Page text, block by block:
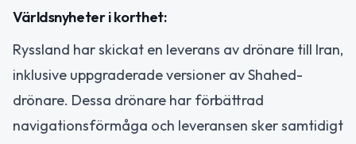
Världsnyheter i korthet:
Ryssland har skickat en leverans av drönare till Iran,
inklusive uppgraderade versioner av Shahed-
drönare. Dessa drönare har förbättrad
navigationsförmåga och leveransen sker samtidigt